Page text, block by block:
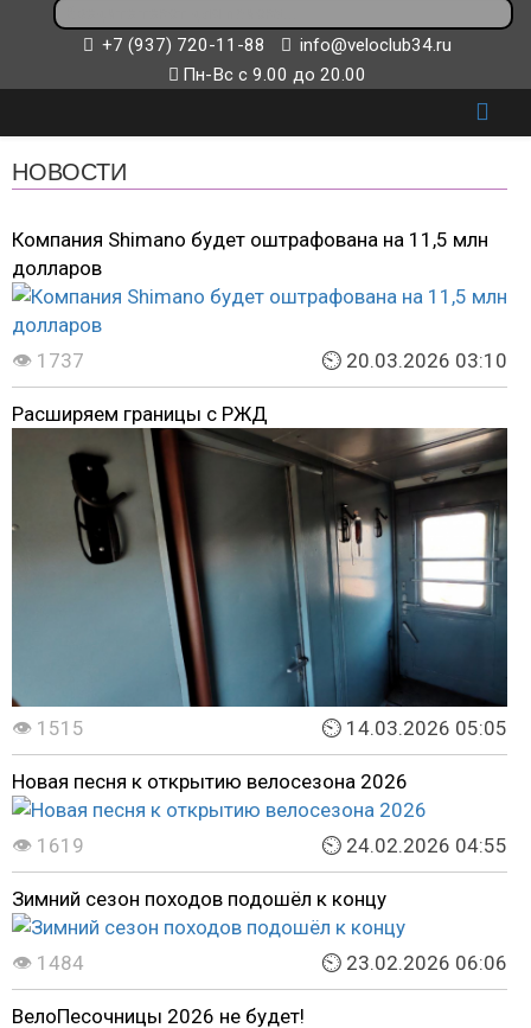
+7 (937) 720-11-88
info@veloclub34.ru
Пн-Вс с 9.00 до 20.00
НОВОСТИ
Компания Shimano будет оштрафована на 11,5 млн
долларов
👁 1737 ⏲ 20.03.2026 03:10
Расширяем границы с РЖД
👁 1515 ⏲ 14.03.2026 05:05
Новая песня к открытию велосезона 2026
👁 1619 ⏲ 24.02.2026 04:55
Зимний сезон походов подошёл к концу
👁 1484 ⏲ 23.02.2026 06:06
ВелоПесочницы 2026 не будет!